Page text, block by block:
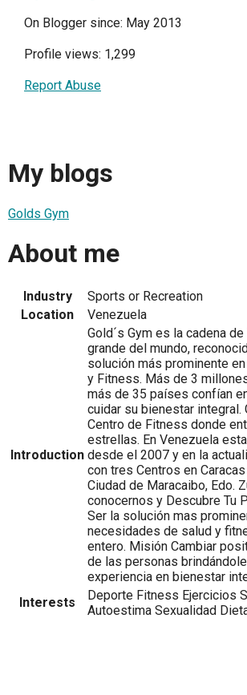
On Blogger since: May 2013
Profile views: 1,299
Report Abuse
My blogs
Golds Gym
About me
Industry
Sports or Recreation
Location
Venezuela
Introduction
Gold´s Gym es la cadena
grande del mundo,
solución más prominente
y Fitness. Más de 3
más de 35 países confían
cuidar su bienestar integral.
Centro de Fitness donde
estrellas. En Venezuela
desde el 2007 y en la
con tres Centros en
Ciudad de Maracaibo, Edo.
conocernos y Descubre Tu
Ser la solución mas
necesidades de salud y
entero. Misión Cambiar
de las personas
experiencia en bienestar
Interests
Deporte Fitness Ejercicios
Autoestima Sexualidad